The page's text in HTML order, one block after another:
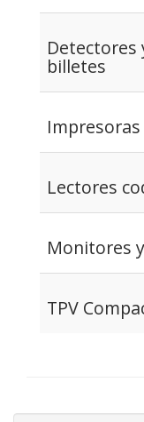
Detectores
billetes
Lectores
Monitores
TPV